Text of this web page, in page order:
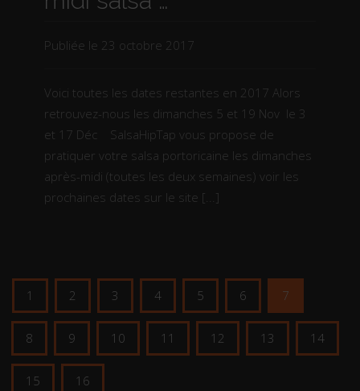
Publiée le 23 octobre 2017
Voici toutes les dates restantes en 2017 Alors
retrouvez-nous les dimanches 5 et 19 Nov le 3
et 17 Déc SalsaHipTap vous propose de
pratiquer votre salsa portoricaine les dimanches
après-midi (toutes les deux semaines) voir les
prochaines dates sur le site [...]
1 2 3 4 5 6 7
8 9 10 11 12 13 14
15 16